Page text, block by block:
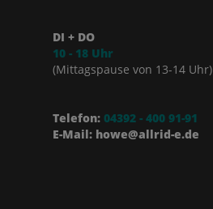
DI + DO
10 - 18 Uhr
(Mittagspause von 13-14 Uhr)
Telefon: 04392 - 400 91-91
E-Mail: howe@allrid-e.de